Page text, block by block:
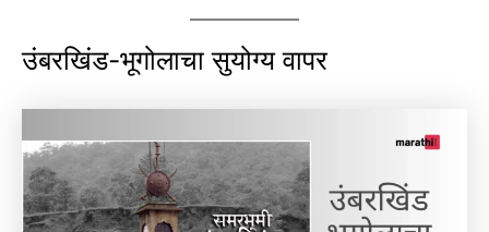
उंबरखिंड-भूगोलाचा सुयोग्य वापर